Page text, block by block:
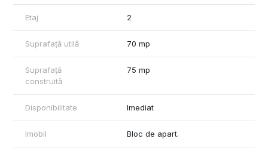
Etaj 2
Suprafață utilă 70 mp
Suprafață
construită
75 mp
Disponibilitate Imediat
Imobil Bloc de apart.